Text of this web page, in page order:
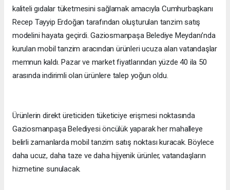
kaliteli gıdalar tüketmesini sağlamak amacıyla Cumhurbaşkanı
Recep Tayyip Erdoğan tarafından oluşturulan tanzim satış
modelini hayata geçirdi. Gaziosmanpaşa Belediye Meydanı’nda
kurulan mobil tanzim aracından ürünleri ucuza alan vatandaşlar
memnun kaldı. Pazar ve market fiyatlarından yüzde 40 ila 50
arasında indirimli olan ürünlere talep yoğun oldu.
Ürünlerin direkt üreticiden tüketiciye erişmesi noktasında
Gaziosmanpaşa Belediyesi öncülük yaparak her mahalleye
belirli zamanlarda mobil tanzim satış noktası kuracak. Böylece
daha ucuz, daha taze ve daha hijyenik ürünler, vatandaşların
hizmetine sunulacak.